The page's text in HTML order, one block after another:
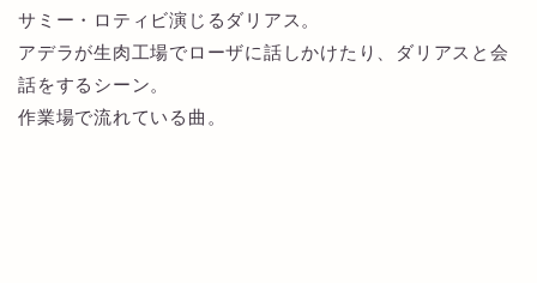
サミー・ロティビ演じるダリアス。
アデラが生肉工場でローザに話しかけたり、ダリアスと会
話をするシーン。
作業場で流れている曲。